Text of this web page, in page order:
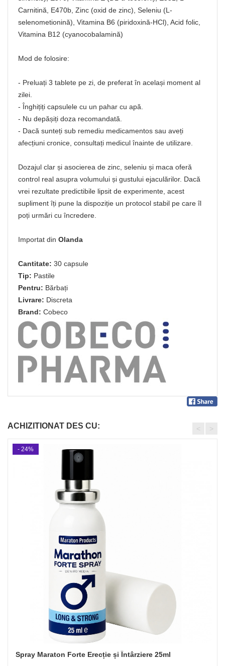
Carnitină, E470b, Zinc (oxid de zinc), Seleniu (L-
selenometionină), Vitamina B6 (piridoxină-HCl), Acid folic,
Vitamina B12 (cyanocobalamină)
Mod de folosire:
- Preluați 3 tablete pe zi, de preferat în același moment al
zilei.
- Înghițiți capsulele cu un pahar cu apă.
- Nu depășiți doza recomandată.
- Dacă sunteți sub remediu medicamentos sau aveți
afecțiuni cronice, consultați medicul înainte de utilizare.
Dozajul clar și asocierea de zinc, seleniu și maca oferă
control real asupra volumului și gustului ejaculărilor. Dacă
vrei rezultate predictibile lipsit de experimente, acest
supliment îți pune la dispoziție un protocol stabil pe care îl
poți urmări cu încredere.
Importat din Olanda
Cantitate: 30 capsule
Tip: Pastile
Pentru: Bărbați
Livrare: Discreta
Brand: Cobeco
ACHIZITIONAT DES CU:
Spray Maraton Forte Erecție și Întârziere 25ml
- 24%
< >